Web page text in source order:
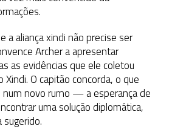
a aliança xindi não precise ser
Archer a apresentar
as evidências que ele coletou
O capitão concorda, o que
num novo rumo — a esperança de
uma solução diplomática,